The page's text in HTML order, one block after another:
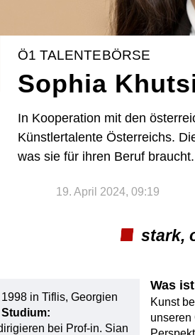
Ö1 TALENTEBÖRSE
Sophia
In Kooperation mit den
Künstlertalente Österreichs.
was sie für ihren Beruf
19. April 2024, 09:19
stark,
1998 in Tiflis, Georgien
bei Prof-in. Sian
Was
Kunst
unseren